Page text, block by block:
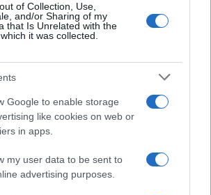
of Collection, Use,
and/or Sharing of my
that Is Unrelated with the
it was collected.
Google to enable storage
like cookies on web or
in apps.
my user data to be sent to
advertising purposes.
ενισχυτική δόση είναι 10
30 στους ενήλικες.
ασαφές πόση ζήτηση υπάρχει για
παιδιά 5-11 ετών, λαμβάνοντας
έχει κάνει δύο δόσεις, σύμφωνα
και Πρόληψης Νόσων (CDC).